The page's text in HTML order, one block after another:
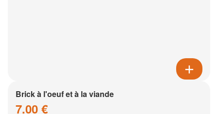
Brick à l'oeuf et à la viande
7.00 €